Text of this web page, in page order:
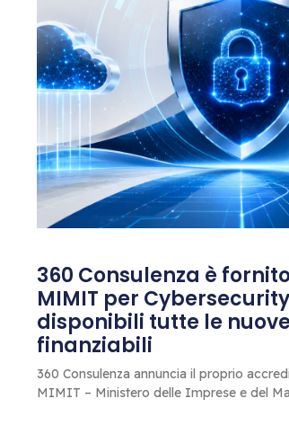
360 Consulenza è
MIMIT per
disponibili tutte le
finanziabili
360 Consulenza annuncia il proprio
MIMIT – Ministero delle Imprese e del